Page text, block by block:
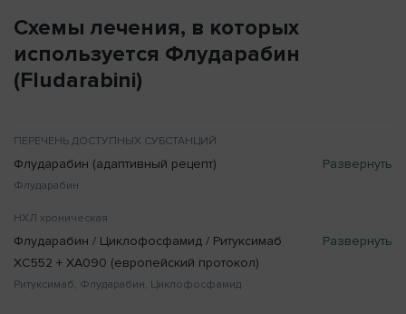
Схемы лечения, в которых
используется Флударабин
(Fludarabini)
ПЕРЕЧЕНЬ ДОСТУПНЫХ СУБСТАНЦИЙ
Флударабин (адаптивный рецепт)
Флударабин
НХЛ хроническая
Флударабин / Циклофосфамид / Ритуксимаб
XC552 + XA090 (европейский протокол)
Ритуксимаб, Флударабин, Циклофосфамид